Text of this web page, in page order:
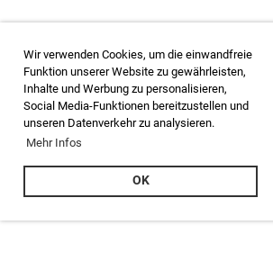
Wir verwenden Cookies, um die einwandfreie
Funktion unserer Website zu gewährleisten,
Inhalte und Werbung zu personalisieren,
Social Media-Funktionen bereitzustellen und
unseren Datenverkehr zu analysieren.
Mehr Infos
OK